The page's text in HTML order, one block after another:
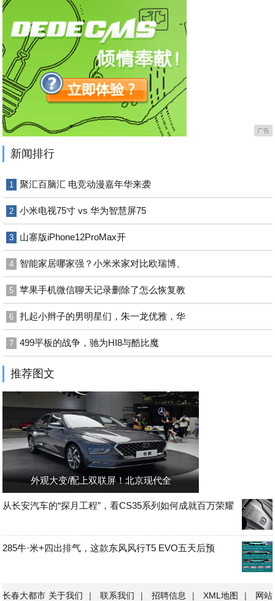
广告
新闻排行
1 聚汇百脑汇 电竞动漫嘉年华来袭
2 小米电视75寸 vs 华为智慧屏75
3 山寨版iPhone12ProMax开
4 智能家居哪家强？小米米家对比欧瑞博、
5 苹果手机微信聊天记录删除了怎么恢复教
6 扎起小辫子的男明星们，朱一龙优雅，华
7 499平板的战争，驰为HI8与酷比魔
推荐图文
外观大变/配上双联屏！北京现代全
从长安汽车的“探月工程”，看CS35系列如何成就百万荣耀
285牛·米+四出排气，这款东风风行T5 EVO五天后预
长春大都市 关于我们 | 联系我们 | 招聘信息 | XML地图 | 网站